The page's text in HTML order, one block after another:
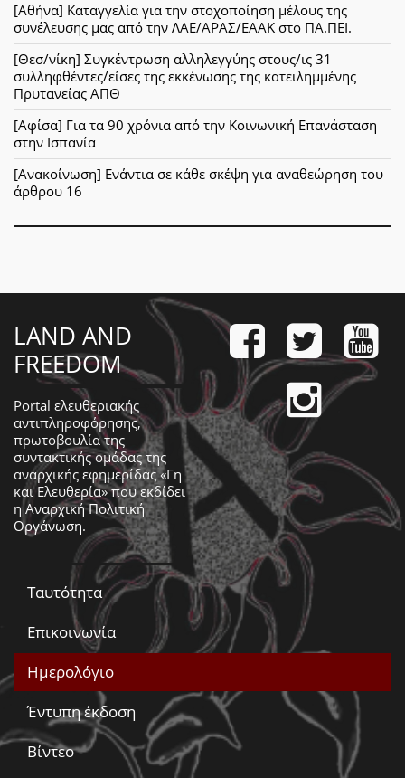
[Αθήνα] Καταγγελία για την στοχοποίηση μέλους της
συνέλευσης μας από την ΛΑΕ/ΑΡΑΣ/ΕΑΑΚ στο ΠΑ.ΠΕΙ.
[Θεσ/νίκη] Συγκέντρωση αλληλεγγύης στους/ις 31
συλληφθέντες/είσες της εκκένωσης της κατειλημμένης
Πρυτανείας ΑΠΘ
[Αφίσα] Για τα 90 χρόνια από την Κοινωνική Επανάσταση
στην Ισπανία
[Ανακοίνωση] Ενάντια σε κάθε σκέψη για αναθεώρηση του
άρθρου 16
LAND AND
FREEDOM
Portal ελευθεριακής
αντιπληροφόρησης,
πρωτοβουλία της
συντακτικής ομάδας της
αναρχικής εφημερίδας «Γη
και Ελευθερία» που εκδίδει
ηΑναρχική Πολιτική
Οργάνωση.
Ταυτότητα
Επικοινωνία
Ημερολόγιο
Έντυπη έκδοση
Βίντεο